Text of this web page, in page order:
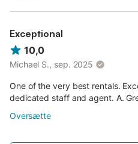
Exceptional
10,0
Michael S., sep. 2025
One of the very best rentals.
dedicated staff and agent. A.
Oversætte